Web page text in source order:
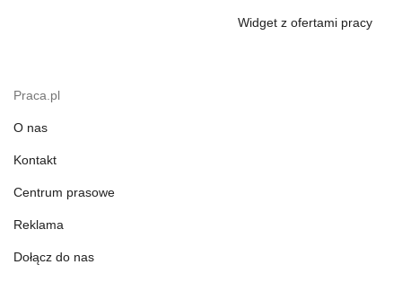
Widget z ofertami pracy
Praca.pl
O nas
Kontakt
Centrum prasowe
Reklama
Dołącz do nas